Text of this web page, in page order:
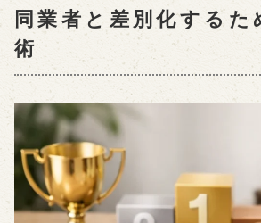
同業者と差別化するた
術